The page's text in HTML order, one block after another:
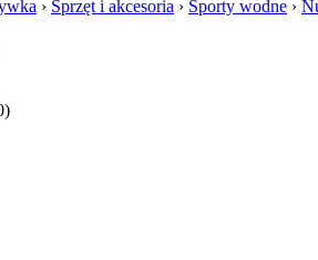
› Sprzęt i akcesoria › Sporty wodne ›